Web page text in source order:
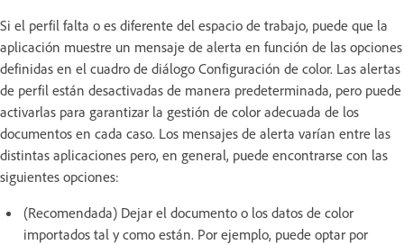
Si el perfil falta o es diferente del espacio de trabajo, puede que la
aplicación muestre un mensaje de alerta en función de las opciones
definidas en el cuadro de diálogo Configuración de color. Las alertas
de perfil están desactivadas de manera predeterminada, pero puede
activarlas para garantizar la gestión de color adecuada de los
documentos en cada caso. Los mensajes de alerta varían entre las
distintas aplicaciones pero, en general, puede encontrarse con las
siguientes opciones:
(Recomendada) Dejar el documento o los datos de color
importados tal y como están. Por ejemplo, puede optar por